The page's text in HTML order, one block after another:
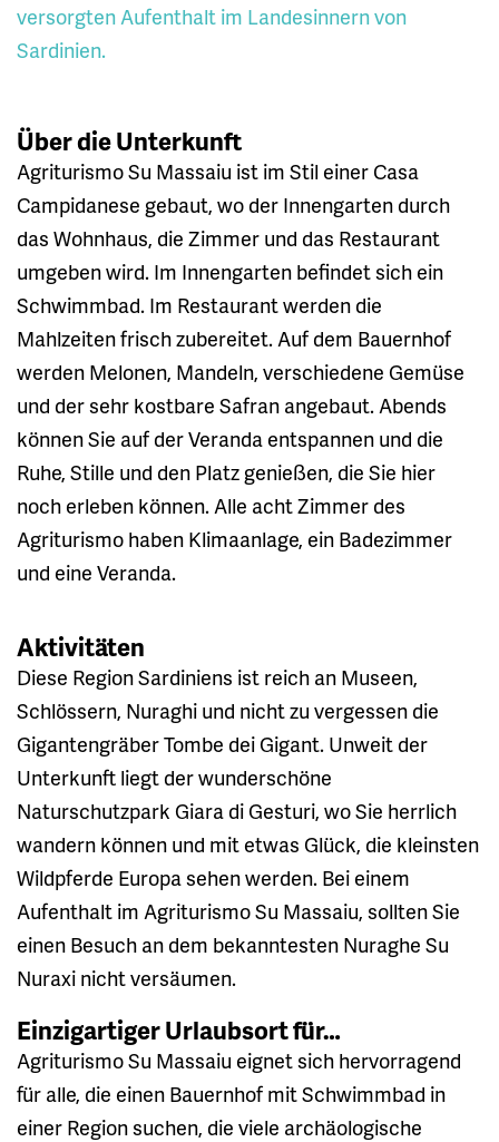
versorgten Aufenthalt im Landesinnern von
Sardinien.
Über die Unterkunft
Agriturismo Su Massaiu ist im Stil einer Casa
Campidanese gebaut, wo der Innengarten durch
das Wohnhaus, die Zimmer und das Restaurant
umgeben wird. Im Innengarten befindet sich ein
Schwimmbad. Im Restaurant werden die
Mahlzeiten frisch zubereitet. Auf dem Bauernhof
werden Melonen, Mandeln, verschiedene Gemüse
und der sehr kostbare Safran angebaut. Abends
können Sie auf der Veranda entspannen und die
Ruhe, Stille und den Platz genießen, die Sie hier
noch erleben können. Alle acht Zimmer des
Agriturismo haben Klimaanlage, ein Badezimmer
und eine Veranda.
Aktivitäten
Diese Region Sardiniens ist reich an Museen,
Schlössern, Nuraghi und nicht zu vergessen die
Gigantengräber Tombe dei Gigant. Unweit der
Unterkunft liegt der wunderschöne
Naturschutzpark Giara di Gesturi, wo Sie herrlich
wandern können und mit etwas Glück, die kleinsten
Wildpferde Europa sehen werden. Bei einem
Aufenthalt im Agriturismo Su Massaiu, sollten Sie
einen Besuch an dem bekanntesten Nuraghe Su
Nuraxi nicht versäumen.
Einzigartiger Urlaubsort für…
Agriturismo Su Massaiu eignet sich hervorragend
für alle, die einen Bauernhof mit Schwimmbad in
einer Region suchen, die viele archäologische